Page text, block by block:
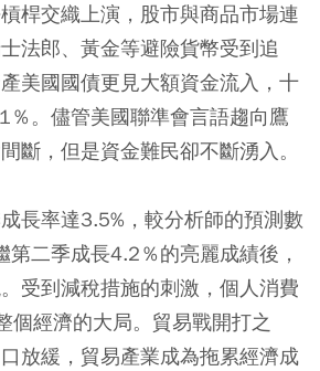
桿交織上演，股市與商品市場連
法郎、黃金等避險貨幣受到追
美國國債更見大額資金流入，十
％。儘管美國聯準會言語趨向鷹
斷，但是資金難民卻不斷湧入。
長率達3.5%，較分析師的預測數
二季成長4.2％的亮麗成績後，
受到減稅措施的刺激，個人消費
經濟的大局。 貿易戰開打之
放緩，貿易產業成為拖累經濟成